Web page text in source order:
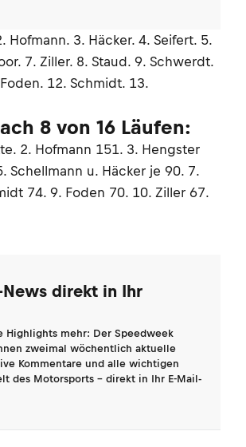
Hofmann. 3. Häcker. 4. Seifert. 5.
7. Ziller. 8. Staud. 9. Schwerdt.
12. Schmidt. 13.
8 von 16 Läufen:
2. Hofmann 151. 3. Hengster
Schellmann u. Häcker je 90. 7.
74. 9. Foden 70. 10. Ziller 67.
direkt in Ihr
Highlights mehr: Der Speedweek
zweimal wöchentlich aktuelle
Kommentare und alle wichtigen
des Motorsports - direkt in Ihr E-Mail-